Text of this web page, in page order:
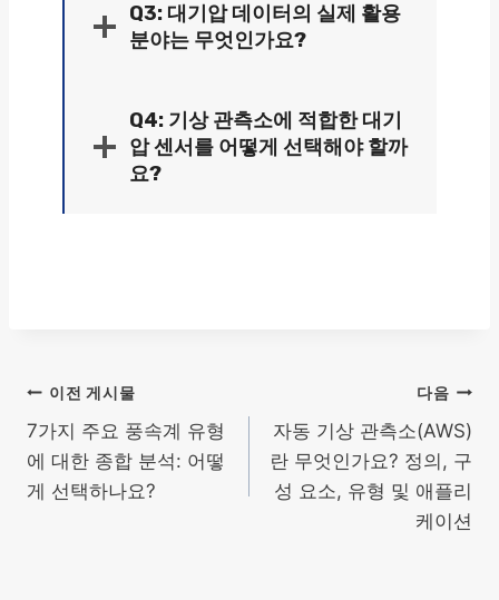
Q3: 대기압 데이터의 실제 활용
분야는 무엇인가요?
Q4: 기상 관측소에 적합한 대기
압 센서를 어떻게 선택해야 할까
요?
글
탐
색
이전 게시물
7가지 주요 풍속계 유형
에 대한 종합 분석: 어떻
게 선택하나요?
다음
자동 기상 관측소(AWS)
란 무엇인가요? 정의, 구
성 요소, 유형 및 애플리
케이션